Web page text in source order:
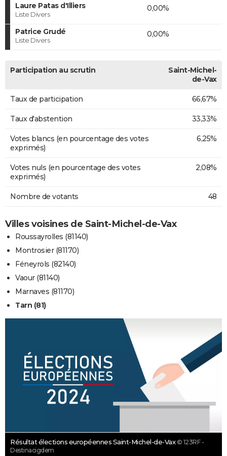
Laure Patas d'Illiers
Liste Divers
0,00%
Patrice Grudé
Liste Divers
0,00%
Participation au scrutin
Saint-Michel-
de-Vax
Taux de participation 66,67%
Taux d'abstention 33,33%
Votes blancs (en pourcentage des votes
exprimés)
6,25%
Votes nuls (en pourcentage des votes
exprimés)
2,08%
Nombre de votants 48
Villes voisines de Saint-Michel-de-Vax
Roussayrolles (81140)
Montrosier (81170)
Féneyrols (82140)
Vaour (81140)
Marnaves (81170)
Tarn (81)
Résultat élections européennes Saint-Michel-de-Vax © 123RF -
Destinacigdem